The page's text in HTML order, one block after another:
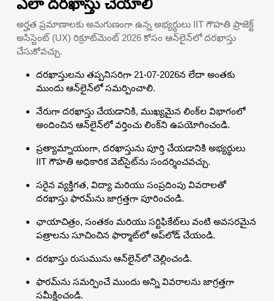
ఎలా దరఖాస్తు చేయాలి
అర్హత ప్రమాణాలకు అనుగుణంగా ఉన్న అభ్యర్థులు IIT గౌహతి ప్రాజెక్ట్
అసిస్టెంట్ (UX) రిక్రూట్‌మెంట్ 2026 కోసం ఆన్‌లైన్‌లో దరఖాస్తు
చేసుకోవచ్చు.
దరఖాస్తులను తప్పనిసరిగా 21-07-2026న లేదా అంతకు
ముందు ఆన్‌లైన్‌లో సమర్పించాలి.
నేరుగా దరఖాస్తు చేయడానికి, ముఖ్యమైన లింక్‌ల విభాగంలో
అందించిన ఆన్‌లైన్‌లో వర్తించు లింక్‌ని ఉపయోగించండి.
ప్రత్యామ్నాయంగా, దరఖాస్తును పూర్తి చేయడానికి అభ్యర్థులు
IIT గౌహతి అధికారిక వెబ్‌సైట్‌ను సందర్శించవచ్చు.
సరైన వ్యక్తిగత, విద్యా మరియు సంప్రదింపు వివరాలతో
దరఖాస్తు ఫారమ్‌ను జాగ్రత్తగా పూరించండి.
ఛాయాచిత్రం, సంతకం మరియు సర్టిఫికేట్‌లు వంటి అవసరమైన
పత్రాలను సూచించిన ఫార్మాట్‌లో అప్‌లోడ్ చేయండి.
దరఖాస్తు రుసుమును ఆన్‌లైన్‌లో చెల్లించండి.
ఫారమ్‌ను సమర్పించే ముందు అన్ని వివరాలను జాగ్రత్తగా
సమీక్షించండి.